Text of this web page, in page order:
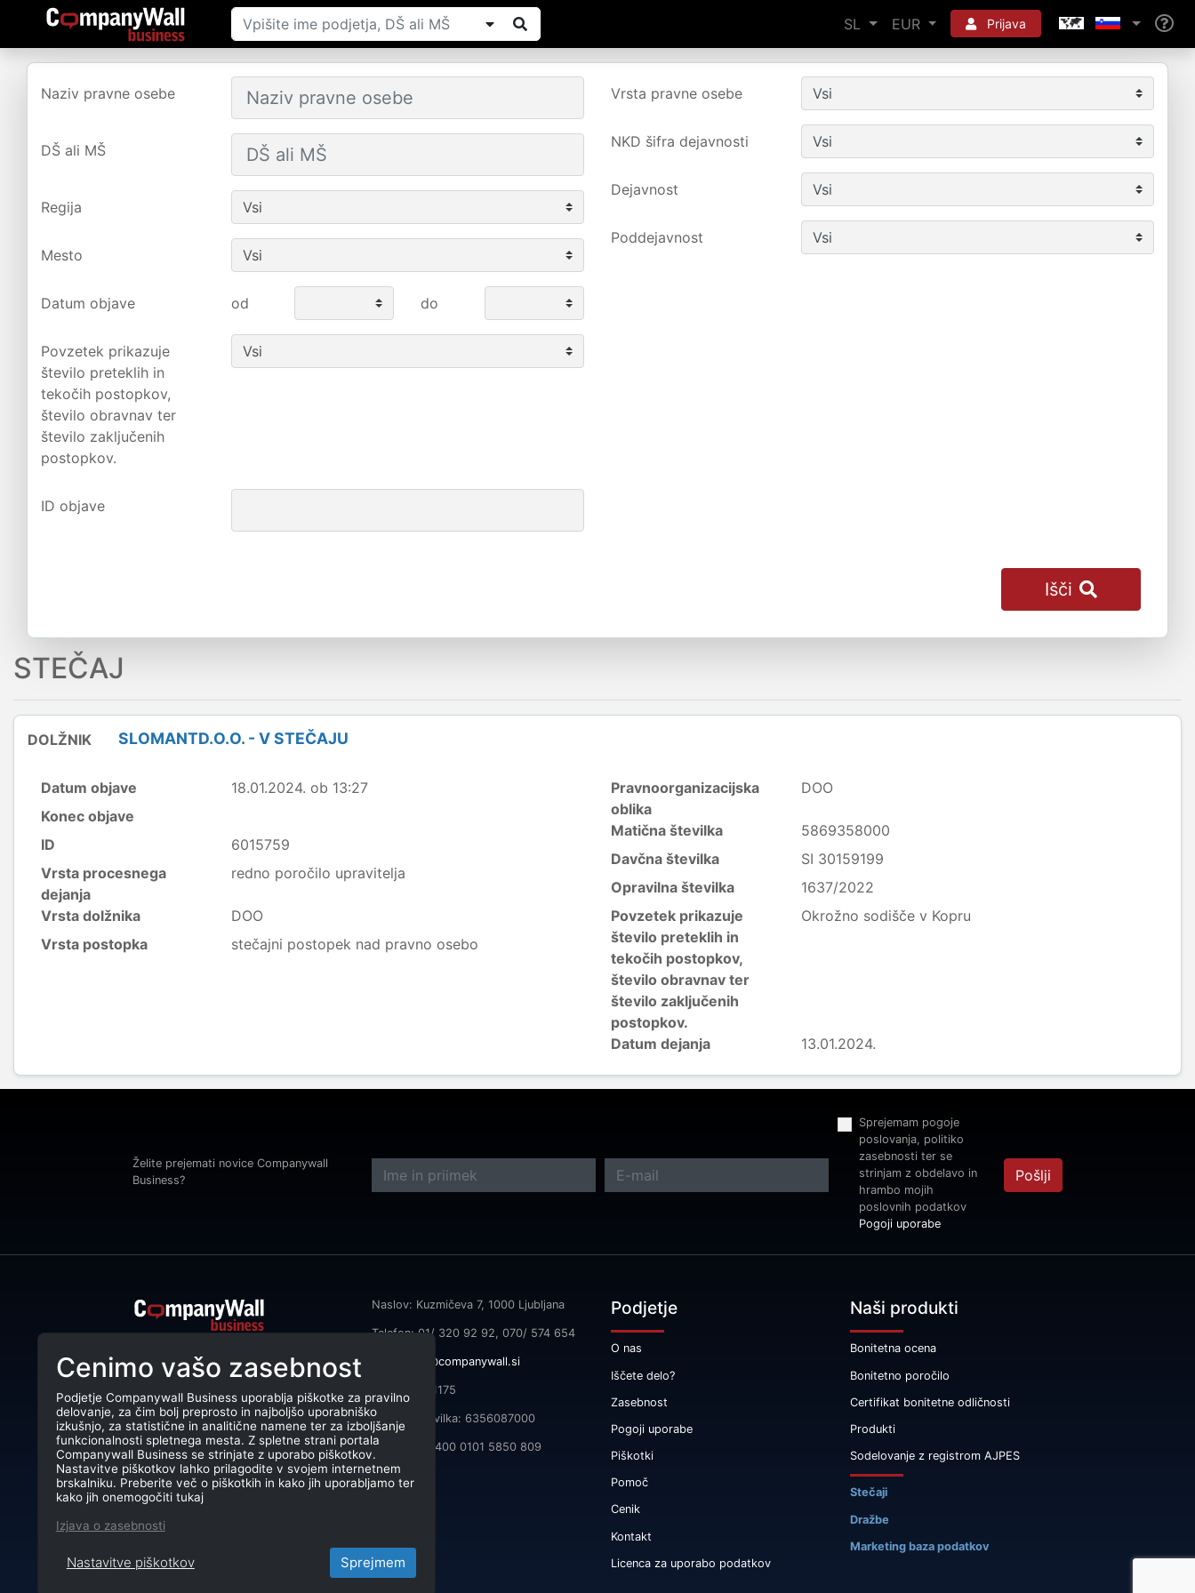
SL EUR Prijava
Naziv pravne osebe
DŠ ali MŠ
Regija
Mesto
Vrsta pravne osebe
NKD šifra dejavnosti
Dejavnost
Poddejavnost
Datum objave od do
Povzetek prikazuje
število preteklih in
tekočih postopkov,
število obravnav ter
število zaključenih
postopkov.
ID objave
Išči
STEČAJ
DOLŽNIK SLOMANTD.O.O. - V STEČAJU
Datum objave
18.01.2024. ob 13:27
Konec objave
ID
6015759
Vrsta procesnega
dejanja
redno poročilo upravitelja
Vrsta dolžnika
DOO
Vrsta postopka
stečajni postopek nad pravno osebo
Pravnoorganizacijska
oblika
DOO
Matična številka
5869358000
Davčna številka
SI 30159199
Opravilna številka
1637/2022
Povzetek prikazuje
število preteklih in
tekočih postopkov,
število obravnav ter
število zaključenih
postopkov.
Okrožno sodišče v Kopru
Datum dejanja 13.01.2024.
Želite prejemati novice Companywall
Business?
Sprejemam pogoje
poslovanja, politiko
zasebnosti ter se
strinjam z obdelavo in
hrambo mojih
poslovnih podatkov
Pogoji uporabe
Pošlji
podjetjem pomaga izboljšati
poslovanje z iskanjem in povezovanjem
strank.
CompanyWall Business © 2026
Naslov: Kuzmičeva 7, 1000 Ljubljana
Telefon: 01/ 320 92 92, 070/ 574 654
info@companywall.si
DŠ: SI55591175
Matična številka: 6356087000
TRR: SI56 3400 0101 5850 809
Podjetje
O nas
Iščete delo?
Zasebnost
Pogoji uporabe
Piškotki
Pomoč
Cenik
Kontakt
Licenca za uporabo podatkov
Naši produkti
Bonitetna ocena
Bonitetno poročilo
Certifikat bonitetne odličnosti
Produkti
Sodelovanje z registrom AJPES
Stečaji
Dražbe
Marketing baza podatkov
Cenimo vašo zasebnost
Podjetje Companywall Business uporablja piškotke za pravilno
delovanje, za čim bolj preprosto in najboljšo uporabniško
izkušnjo, za statistične in analitične namene ter za izboljšanje
funkcionalnosti spletnega mesta. Z spletne strani portala
Companywall Business se strinjate z uporabo piškotkov.
Nastavitve piškotkov lahko prilagodite v svojem internetnem
brskalniku. Preberite več o piškotkih in kako jih uporabljamo ter
kako jih onemogočiti tukaj
Izjava o zasebnosti
Nastavitve piškotkov Sprejmem